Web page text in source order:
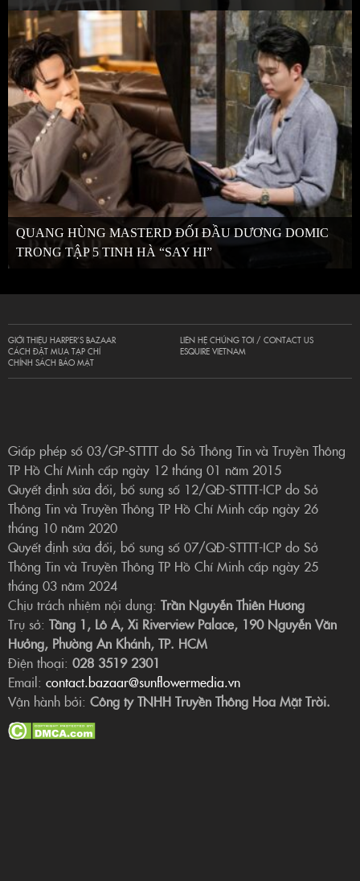
QUANG HÙNG MASTERD ĐỐI ĐẦU DƯƠNG DOMIC
TRONG TẬP 5 TINH HÀ “SAY HI”
GIỚI THIỆU HARPER’S BAZAAR
CÁCH ĐẶT MUA TẠP CHÍ
CHÍNH SÁCH BẢO MẬT
LIÊN HỆ CHÚNG TÔI / CONTACT US
ESQUIRE VIETNAM
Giấp phép số 03/GP-STTTT do Sở Thông Tin và Truyền Thông
TP Hồ Chí Minh cấp ngày 12 tháng 01 năm 2015
Quyết định sửa đổi, bổ sung số 12/QĐ-STTTT-ICP do Sở
Thông Tin và Truyền Thông TP Hồ Chí Minh cấp ngày 26
tháng 10 năm 2020
Quyết định sửa đổi, bổ sung số 07/QĐ-STTTT-ICP do Sở
Thông Tin và Truyền Thông TP Hồ Chí Minh cấp ngày 25
tháng 03 năm 2024
Chịu trách nhiệm nội dung: Trần Nguyễn Thiên Hương
Trụ sở: Tầng 1, Lô A, Xi Riverview Palace, 190 Nguyễn Văn
Hưởng, Phường An Khánh, TP. HCM
Điện thoại: 028 3519 2301
Email: contact.bazaar@sunflowermedia.vn
Vận hành bởi: Công ty TNHH Truyền Thông Hoa Mặt Trời.